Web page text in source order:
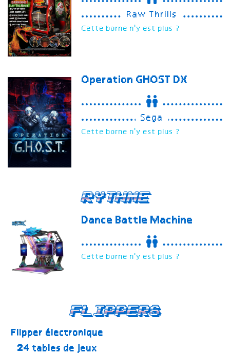
Raw Thrills
Cette borne n'y est plus ?
Operation GHOSTDX
Sega
Cette borne n'y est plus ?
Rythme
Dance Battle Machine
Cette borne n'y est plus ?
Flippers
Flipper électronique
24 tables de jeux